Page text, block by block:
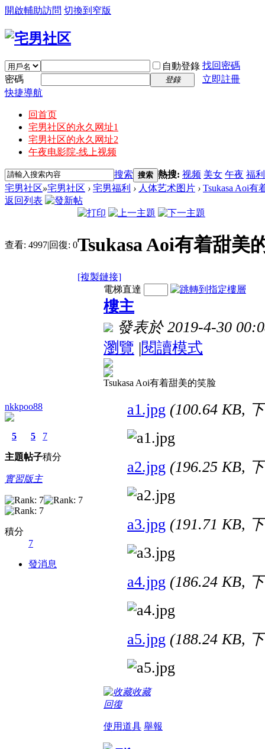
開啟輔助訪問 切換到窄版
自動登錄 找回密碼
密碼
登錄
立即註冊
快捷導航
回首页
宅男社区的永久网址1
宅男社区的永久网址2
午夜电影院-线上视频
搜索 搜索 熱搜: 视频 美女 午夜 福利
宅男社区»宅男社区 › 宅男福利 › 人体艺术图片 › Tsukasa Aoi有
返回列表
查看: 4997|回復: 0Tsukasa Aoi有着甜美
[複製鏈接]
nkkpoo88
5
主題
5
帖子
7
積分
實習版主
積分
7
發消息
電梯直達
樓主
發表於 2019-4-30
瀏覽 |閱讀模式
Tsukasa Aoi有着甜美的笑脸
a1.jpg (100.64 KB,
a2.jpg (196.25 KB,
a3.jpg (191.71 KB,
a4.jpg (186.24 KB,
a5.jpg (188.24 KB,
收藏
回復
使用道具 舉報